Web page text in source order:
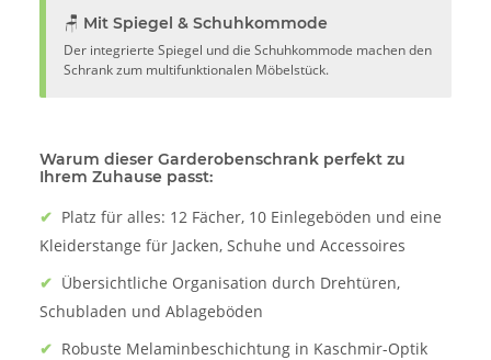
🪑 Mit Spiegel & Schuhkommode
Der integrierte Spiegel und die Schuhkommode machen den
Schrank zum multifunktionalen Möbelstück.
Warum dieser Garderobenschrank perfekt zu
Ihrem Zuhause passt:
✔ Platz für alles: 12 Fächer, 10 Einlegeböden und eine
Kleiderstange für Jacken, Schuhe und Accessoires
✔ Übersichtliche Organisation durch Drehtüren,
Schubladen und Ablageböden
✔ Robuste Melaminbeschichtung in Kaschmir-Optik